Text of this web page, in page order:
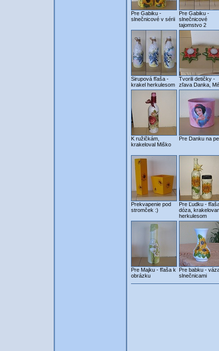
Pre Gabiku -
slnečnicové v sérii
Pre Gabiku -
slnečnicové
tajomstvo 2
Sirupová fľaša -
krakel herkulesom
Tvorili detičky -
zľava Danka,
K ružičkám,
krakeloval Miško
Pre Danku na
Prekvapenie pod
stromček :)
Pre Ľudku -
dóza,
herkulesom
Pre Majku - fľaša k
obrázku
Pre babku -
slnečnicami